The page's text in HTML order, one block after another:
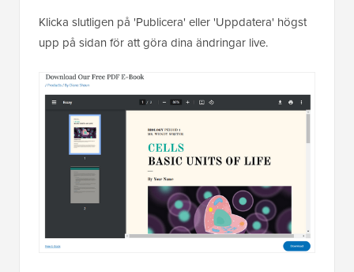
Klicka slutligen på 'Publicera' eller 'Uppdatera' högst
upp på sidan för att göra dina ändringar live.